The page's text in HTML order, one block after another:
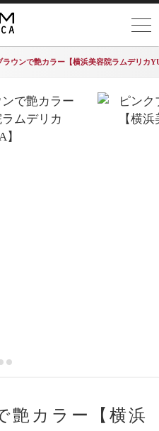
ラウンで艶カラー【横浜美容院ラムデリカ
艶カラー【横浜